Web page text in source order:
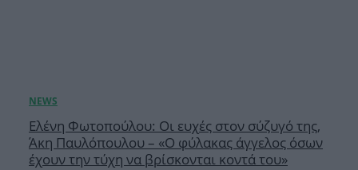
Ελένη Φωτοπούλου: Οι ευχές στον σύζυγό της,
Άκη Παυλόπουλου – «Ο φύλακας άγγελος όσων
έχουν την τύχη να βρίσκονται κοντά του»